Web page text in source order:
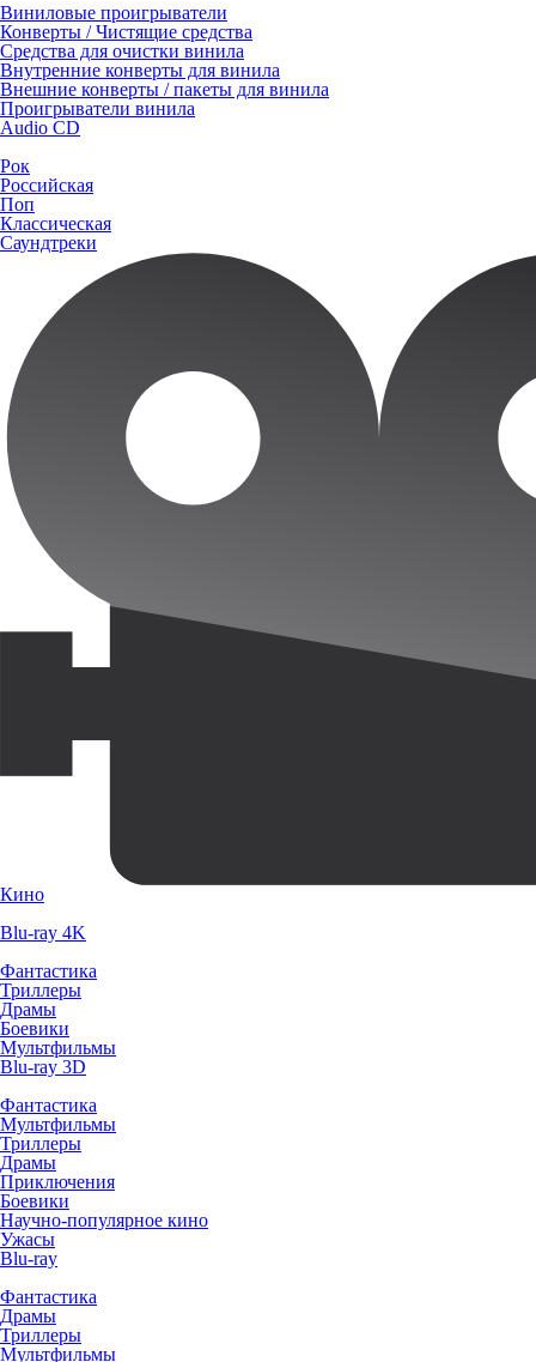
Виниловые проигрыватели
Конверты / Чистящие средства
Средства для очистки винила
Внутренние конверты для винила
Внешние конверты / пакеты для винила
Проигрыватели винила
Audio CD
Рок
Российская
Поп
Классическая
Саундтреки
Кино
Blu-ray 4K
Фантастика
Триллеры
Драмы
Боевики
Мультфильмы
Blu-ray 3D
Фантастика
Мультфильмы
Триллеры
Драмы
Приключения
Боевики
Научно-популярное кино
Ужасы
Blu-ray
Фантастика
Драмы
Триллеры
Мультфильмы